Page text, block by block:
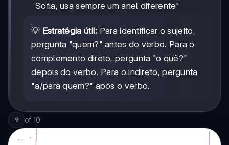
Sofia, usa sempre um anel diferente"
💡 Estratégia útil: Para identificar o sujeito,
pergunta "quem?" antes do verbo. Para o
complemento direto, pergunta "o quê?"
depois do verbo. Para o indireto, pergunta
"a/para quem?" após o verbo.
9 of 10